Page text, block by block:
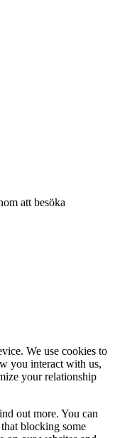
att besöka
We use cookies to
you interact with us,
your relationship
out more. You can
blocking some